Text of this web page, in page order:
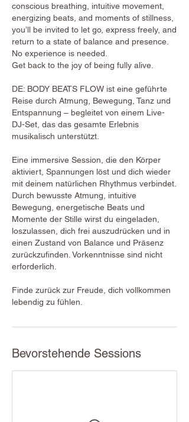
conscious breathing, intuitive movement,
energizing beats, and moments of stillness,
you’ll be invited to let go, express freely, and
return to a state of balance and presence.
No experience is needed.
Get back to the joy of being fully alive.
DE: BODY BEATS FLOW ist eine geführte
Reise durch Atmung, Bewegung, Tanz und
Entspannung – begleitet von einem Live-
DJ-Set, das das gesamte Erlebnis
musikalisch unterstützt.
Eine immersive Session, die den Körper
aktiviert, Spannungen löst und dich wieder
mit deinem natürlichen Rhythmus verbindet.
Durch bewusste Atmung, intuitive
Bewegung, energetische Beats und
Momente der Stille wirst du eingeladen,
loszulassen, dich frei auszudrücken und in
einen Zustand von Balance und Präsenz
zurückzufinden. Vorkenntnisse sind nicht
erforderlich.
Finde zurück zur Freude, dich vollkommen
lebendig zu fühlen.
Bevorstehende Sessions